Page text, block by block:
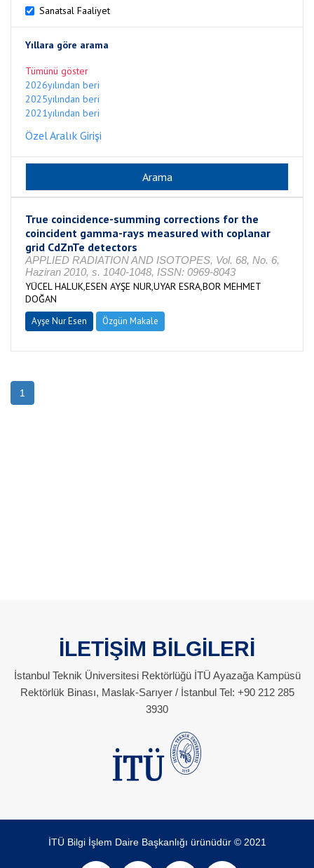
Sanatsal Faaliyet
Yıllara göre arama
Tümünü göster
2026yılından beri
2025yılından beri
2021yılından beri
Özel Aralık Girişi
True coincidence-summing corrections for the
coincident gamma-rays measured with coplanar
grid CdZnTe detectors
APPLIED RADIATION AND ISOTOPES, Vol. 68, No. 6,
Haziran 2010, s. 1040-1048, ISSN: 0969-8043
YÜCEL HALUK,ESEN AYŞE NUR,UYAR ESRA,BOR MEHMET
DOĞAN
Ayşe Nur Esen Özgün Makale
1
İLETİŞİM BİLGİLERİ
İstanbul Teknik Üniversitesi Rektörlüğü İTÜ Ayazağa Kampüsü
Rektörlük Binası, Maslak-Sarıyer / İstanbul Tel: +90 212 285
3930
İTÜ Bilgi İşlem Daire Başkanlığı ürünüdür © 2021